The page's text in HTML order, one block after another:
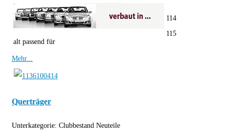
alt passend für
114
115
Mehr...
Querträger
Unterkategorie: Clubbestand Neuteile